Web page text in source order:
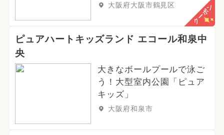
大阪府大阪市鶴見区 クーポン
ピュアハートキッズランド エコール和泉中
央
大きなボールプールで泳ご
う！大型室内公園「ピュア
キッズ」
大阪府和泉市